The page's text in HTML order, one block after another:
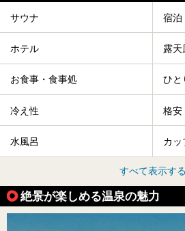
サウナ 宿泊
ホテル 露天
お食事・食事処 ひと
冷え性 格安
水風呂 カッ
すべて表示する
絶景が楽しめる温泉の魅力